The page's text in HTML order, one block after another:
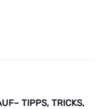
TIPPS, TRICKS,